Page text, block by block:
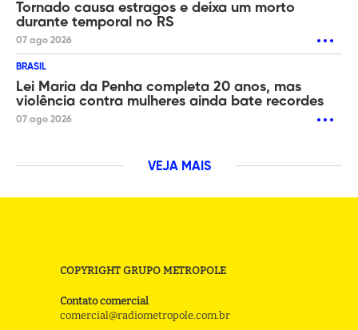
Tornado causa estragos e deixa um morto
durante temporal no RS
07 ago 2026
BRASIL
Lei Maria da Penha completa 20 anos, mas
violência contra mulheres ainda bate recordes
07 ago 2026
VEJA MAIS
COPYRIGHT GRUPO METROPOLE
Contato comercial
comercial@radiometropole.com.br